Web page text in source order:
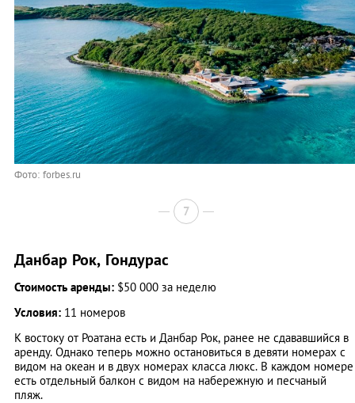
Фото: forbes.ru
7
Данбар Рок, Гондурас
Стоимость аренды: $50 000 за неделю
Условия: 11 номеров
К востоку от Роатана есть и Данбар Рок, ранее не сдававшийся в
аренду. Однако теперь можно остановиться в девяти номерах с
видом на океан и в двух номерах класса люкс. В каждом номере
есть отдельный балкон с видом на набережную и песчаный
пляж.